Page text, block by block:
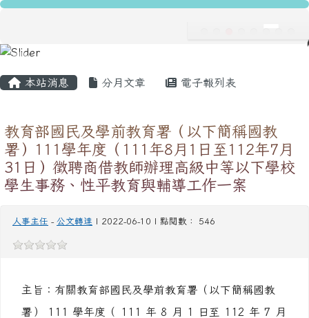
跳至主內容區
龍安國民小學
本站消息 分月文章 電子報列表
教育部國民及學前教育署（以下簡稱國教
署）111學年度（111年8月1日至112年7月
31日）徵聘商借教師辦理高級中等以下學校
學生事務、性平教育與輔導工作一案
人事主任 - 公文轉達 | 2022-06-10 | 點閱數： 546
主旨：有關教育部國民及學前教育署（以下簡稱國教
署） 111 學年度（ 111 年 8 月 1 日至 112 年 7 月